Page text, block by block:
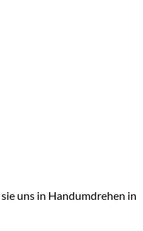
uns in Handumdrehen in